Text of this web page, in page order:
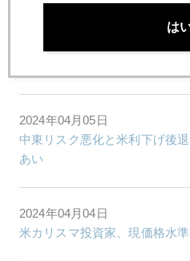
2024年04月05日
中東リスク悪化と米利下げ後
あい
2024年04月04日
米カリスマ投資家、現価格水
は